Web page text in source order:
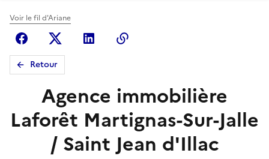
Voir le fil d'Ariane
FacebookX (anciennement Twitter)
Linkedin
Retour
Agence immobilière
Laforêt Martignas-Sur-Jalle
/ Saint Jean d'Illac